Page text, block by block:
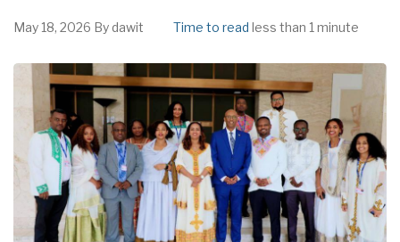
May 18, 2026 By dawit Time to read less than 1 minute